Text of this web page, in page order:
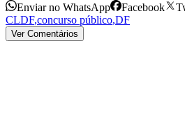
Enviar no WhatsApp Facebook
CLDF,concurso público,DF
Ver Comentários